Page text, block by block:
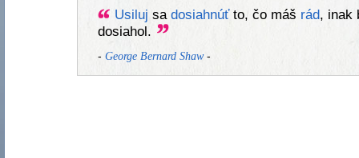
Usiluj sa dosiahnúťto, čo máš rád, inak
dosiahol.
- George Bernard Shaw-